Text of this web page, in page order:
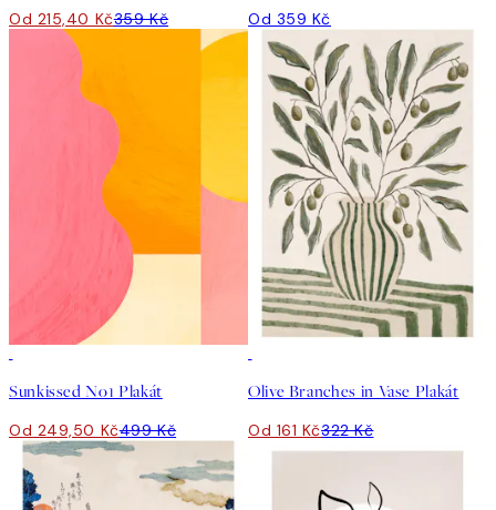
Od 215,40 Kč359 Kč Od 359 Kč
Sunkissed No1 Plakát
Od 249,50 Kč499 Kč
Olive Branches in Vase Plakát
Od 161 Kč322 Kč